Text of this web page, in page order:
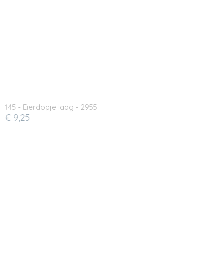
145 - Eierdopje laag - 2955
€ 9,25